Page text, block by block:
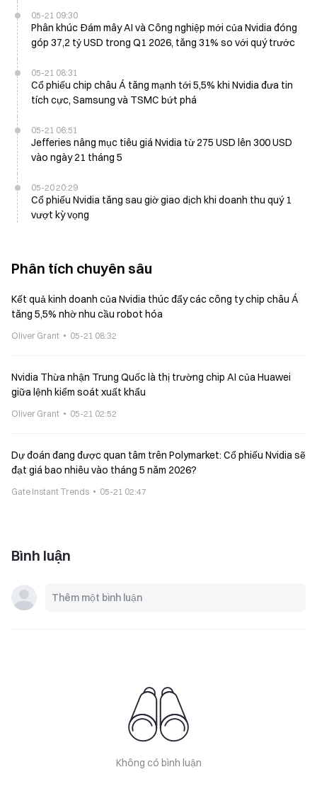
05-21 09:30
Phân khúc Đám mây AI và Công nghiệp mới của Nvidia đóng
góp 37,2 tỷ USD trong Q1 2026, tăng 31% so với quý trước
05-21 08:31
Cổ phiếu chip châu Á tăng mạnh tới 5,5% khi Nvidia đưa tin
tích cực, Samsung và TSMC bứt phá
05-21 06:51
Jefferies nâng mục tiêu giá Nvidia từ 275 USD lên 300 USD
vào ngày 21 tháng 5
05-20 20:29
Cổ phiếu Nvidia tăng sau giờ giao dịch khi doanh thu quý 1
vượt kỳ vọng
Phân tích chuyên sâu
Kết quả kinh doanh của Nvidia thúc đẩy các công ty chip châu Á
tăng 5,5% nhờ nhu cầu robot hóa
Oliver Grant 05-21 08:32
Nvidia Thừa nhận Trung Quốc là thị trường chip AI của Huawei
giữa lệnh kiểm soát xuất khẩu
Oliver Grant 05-21 02:52
Dự đoán đang được quan tâm trên Polymarket: Cổ phiếu Nvidia sẽ
đạt giá bao nhiêu vào tháng 5 năm 2026?
Gate Instant Trends 05-21 02:47
Bình luận
Không có bình luận